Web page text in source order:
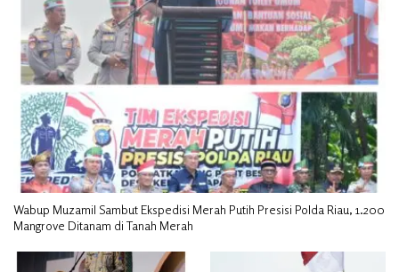
Wabup Muzamil Sambut Ekspedisi Merah Putih Presisi Polda Riau, 1.200
Mangrove Ditanam di Tanah Merah